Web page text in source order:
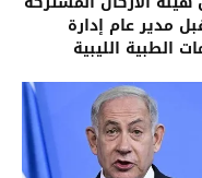
مدير عام إدارة
الطبية الليبية